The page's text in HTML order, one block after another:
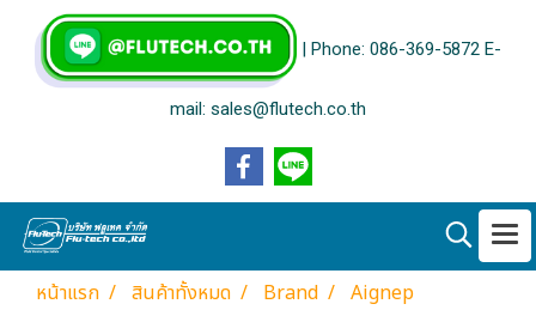
| Phone: 086-369-5872 E-
mail: sales@flutech.co.th
หน้าแรก สินค้าทั้งหมด Brand
Aignep